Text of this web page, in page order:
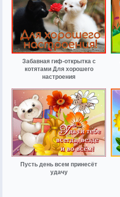
Забавная гиф-открытка с
котятами Для хорошего
настроения
Пусть день всем принесёт
удачу